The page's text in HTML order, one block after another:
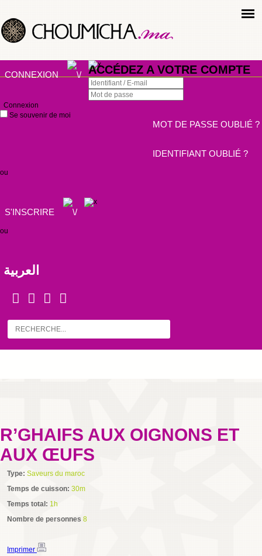
CONNEXION ACCÉDEZ A VOTRE COMPTE
Connexion
Se souvenir de moi
MOT DE PASSE OUBLIÉ ?
IDENTIFIANT OUBLIÉ ?
ou
S'INSCRIRE
ou
العربية
R’GHAIFS AUX OIGNONS ET
AUX ŒUFS
Type: Saveurs du maroc
Temps de cuisson: 30m
Temps total: 1h
Nombre de personnes 8
Imprimer